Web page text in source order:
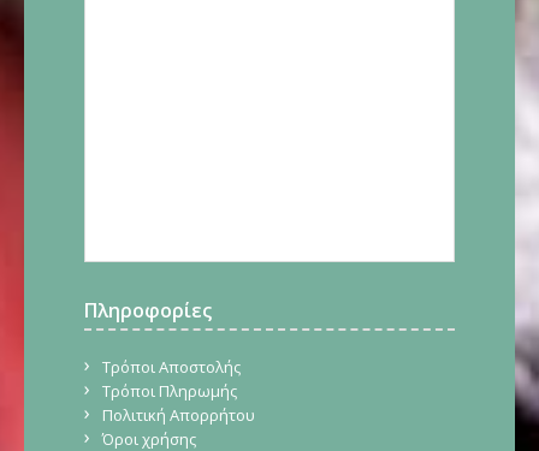
Πληροφορίες
Τρόποι Αποστολής
Τρόποι Πληρωμής
Πολιτική Απορρήτου
Όροι χρήσης